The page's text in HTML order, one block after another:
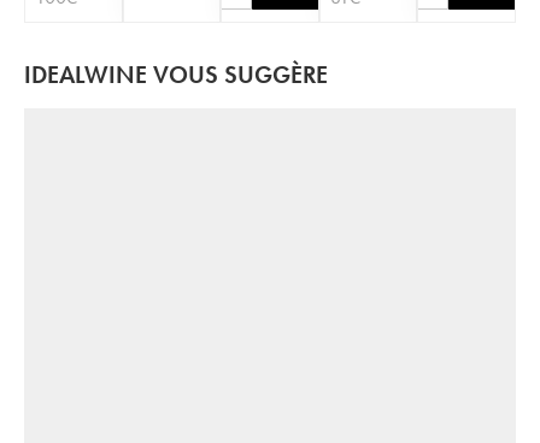
IDEALWINE VOUS SUGGÈRE